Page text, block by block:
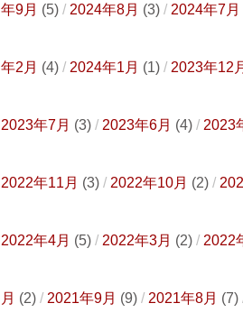
年9月 (5) 2024年8月 (3) 2024年7月
年2月 (4) 2024年1月 (1) 2023年12
2023年7月 (3) 2023年6月 (4) 2023
2022年11月 (3) 2022年10月 (2)
2022年4月 (5) 2022年3月 (2) 2022
月 (2) 2021年9月 (9) 2021年8月 (7)